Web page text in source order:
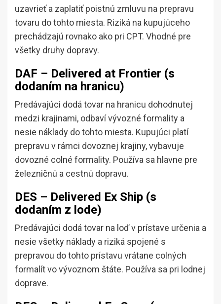
uzavrieť a zaplatiť poistnú zmluvu na prepravu
tovaru do tohto miesta. Riziká na kupujúceho
prechádzajú rovnako ako pri CPT. Vhodné pre
všetky druhy dopravy.
DAF – Delivered at Frontier (s
dodaním na hranicu)
Predávajúci dodá tovar na hranicu dohodnutej
medzi krajinami, odbaví vývozné formality a
nesie náklady do tohto miesta. Kupujúci platí
prepravu v rámci dovoznej krajiny, vybavuje
dovozné colné formality. Používa sa hlavne pre
železničnú a cestnú dopravu.
DES – Delivered Ex Ship (s
dodaním z lode)
Predávajúci dodá tovar na loď v prístave určenia a
nesie všetky náklady a riziká spojené s
prepravou do tohto prístavu vrátane colných
formalít vo vývoznom štáte. Používa sa pri lodnej
doprave.